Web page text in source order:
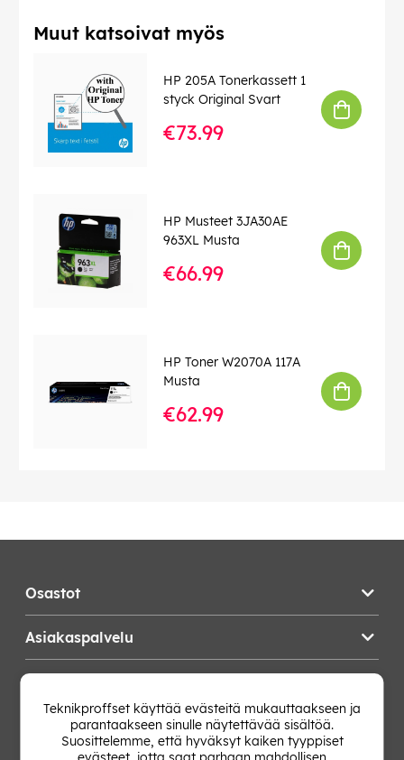
Muut katsoivat myös
HP 205A Tonerkassett 1
styck Original Svart
€73.99
HP Musteet 3JA30AE
963XL Musta
€66.99
HP Toner W2070A 117A
Musta
€62.99
Osastot
Asiakaspalvelu
Vaihda Maa
Teknikproffset käyttää evästeitä mukauttaakseen ja
parantaakseen sinulle näytettävää sisältöä.
Suosittelemme, että hyväksyt kaiken tyyppiset